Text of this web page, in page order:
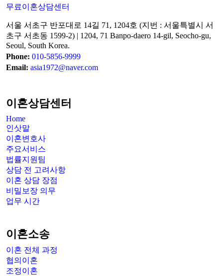
무료이혼상담센터
서울 서초구 반포대로 14길 71, 1204호 (지번 : 서울특별시 서
초구 서초동 1599-2) | 1204, 71 Banpo-daero 14-gil, Seocho-gu,
Seoul, South Korea.
Phone: 010-5856-9999
Email: asia1972@naver.com
이혼상담센터
Home
인삿말
이혼변호사
주요서비스
법률지원팀
상담 전 고려사항
이혼 상담 장점
비밀보장 의무
업무 시간
이혼소송
이혼 전체 과정
협의이혼
조정이혼